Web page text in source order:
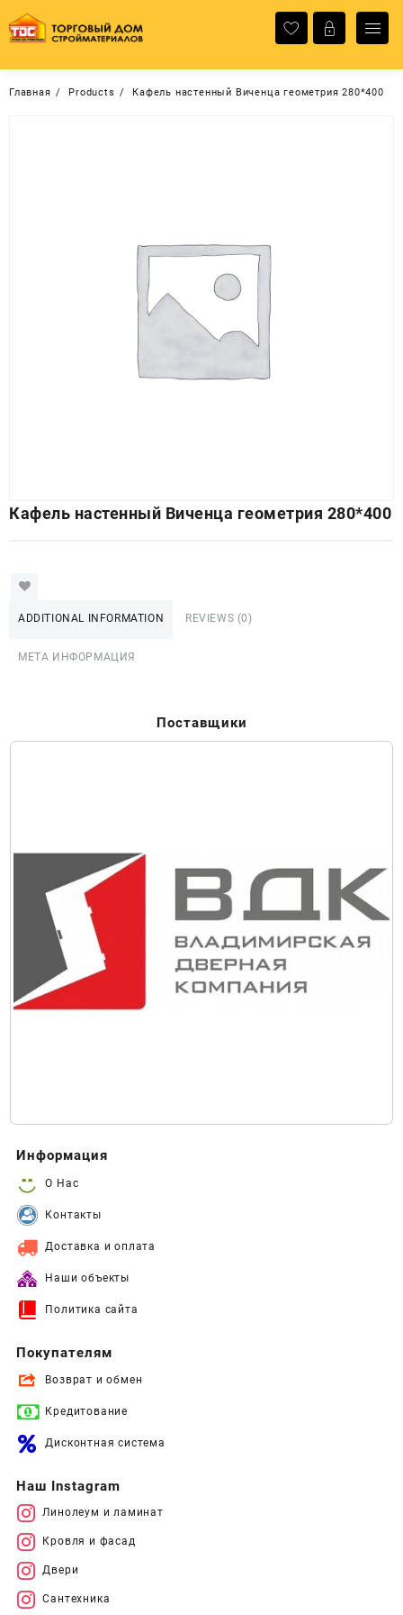
содержимому
Главная Products Кафель настенный Виченца геометрия 280*400
Кафель настенный Виченца геометрия 280*400
ADDITIONAL INFORMATION REVIEWS (0)
МЕТА ИНФОРМАЦИЯ
Поставщики
Информация
О Нас
Контакты
Доставка и оплата
Наши объекты
Политика сайта
Покупателям
Возврат и обмен
Кредитование
Дисконтная система
Наш Instagram
Линолеум и ламинат
Кровля и фасад
Двери
Сантехника